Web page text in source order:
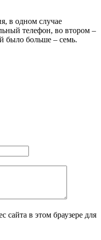
в одном случае
телефон, во втором –
было больше – семь.
сайта в этом браузере для